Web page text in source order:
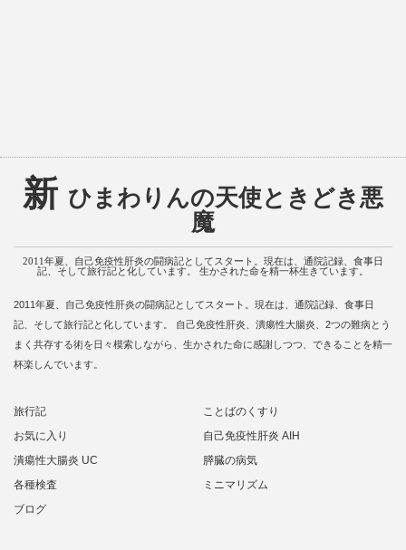
新 ひまわりんの天使ときどき悪
魔
2011年夏、自己免疫性肝炎の闘病記としてスタート。現在は、通院記録、食事日
記、そして旅行記と化しています。 生かされた命を精一杯生きています。
2011年夏、自己免疫性肝炎の闘病記としてスタート。現在は、通院記録、食事日
記、そして旅行記と化しています。 自己免疫性肝炎、潰瘍性大腸炎、2つの難病とう
まく共存する術を日々模索しながら、生かされた命に感謝しつつ、できることを精一
杯楽しんでいます。
旅行記
ことばのくすり
お気に入り
自己免疫性肝炎 AIH
潰瘍性大腸炎 UC
膵臓の病気
各種検査
ミニマリズム
ブログ